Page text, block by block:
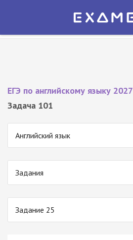
Экзамер — ЕГЭ 2027
ЕГЭ по английскому языку 2027
Задача 101
Английский язык
Задания
Задание 25